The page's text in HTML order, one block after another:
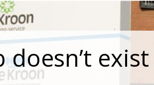
doesn’t exist